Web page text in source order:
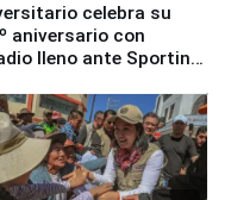
celebra su
aniversario con
lleno ante Sporting